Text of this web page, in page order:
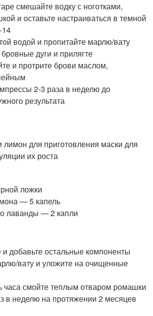
смешайте водку с ноготками,
и оставьте настраиваться в темной
14
водой и пропитайте марлю/вату
дуги и прилягте
и протрите брови маслом,
2-3 раза в неделю до
результата
для приготовления маски для
их роста
ложки
— 5 капель
лаванды — 2 капли
и добавьте остальные компоненты
вату и уложите на очищенные
часа смойте теплым отваром ромашки
в неделю на протяжении 2 месяцев